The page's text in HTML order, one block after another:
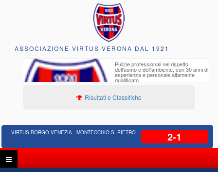
ASSOCIAZIONE VIRTUS VERONA DAL 1921
Pulizie professionali nel rispetto
dell'uomo e dell'ambiente, con 30 anni di
esperienza e personale altamente
qualificato
Risultati e Classifiche
VIRTUS BORGO VENEZIA - MONTECCHIO S. PIETRO 2-1